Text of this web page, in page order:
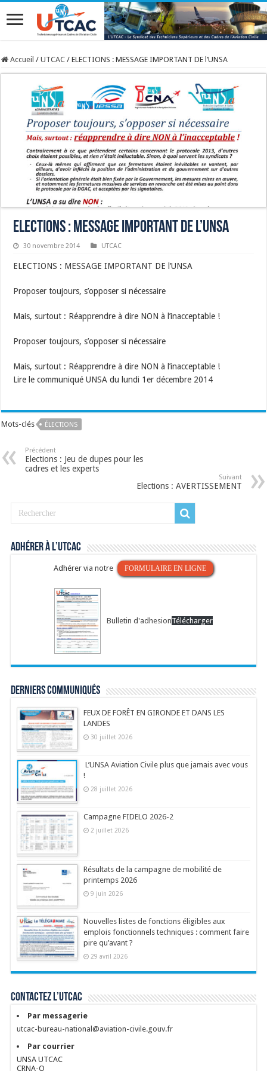
Accueil / UTCAC / ELECTIONS : MESSAGE IMPORTANT DE l’UNSA
ELECTIONS : MESSAGE IMPORTANT DE l’UNSA
30 novembre 2014 UTCAC
ELECTIONS : MESSAGE IMPORTANT DE l’UNSA
Proposer toujours, s’opposer si nécessaire
Mais, surtout : Réapprendre à dire NON à l’inacceptable !
Proposer toujours, s’opposer si nécessaire
Mais, surtout : Réapprendre à dire NON à l’inacceptable !
Lire le communiqué UNSA du lundi 1er décembre 2014
Mots-clés ÉLECTIONS
Précédent
Elections : Jeu de dupes pour les
cadres et les experts
Suivant
Elections : AVERTISSEMENT
Adhérer à l’UTCAC
Adhérer via notre FORMULAIRE EN LIGNE
Bulletin d'adhesionTélécharger
Derniers communiqués
FEUX DE FORÊT EN GIRONDE ET DANS LES
LANDES
30 juillet 2026
L’UNSA Aviation Civile plus que jamais avec vous
!
28 juillet 2026
Campagne FIDELO 2026-2
2 juillet 2026
Résultats de la campagne de mobilité de
printemps 2026
9 juin 2026
Nouvelles listes de fonctions éligibles aux
emplois fonctionnels techniques : comment faire
pire qu’avant ?
29 avril 2026
Contactez l’UTCAC
Par messagerie
utcac-bureau-national@aviation-civile.gouv.fr
Par courrier
UNSA UTCAC
CRNA-O